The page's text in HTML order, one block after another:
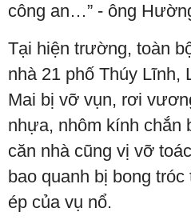
công an…” - ông
Tại hiện trường, toàn
nhà 21 phố Thúy Lĩnh,
Mai bị vỡ vụn, rơi
nhựa, nhôm kính chắn
căn nhà cũng vị vỡ
bao quanh bị bong
ép của vụ nổ.